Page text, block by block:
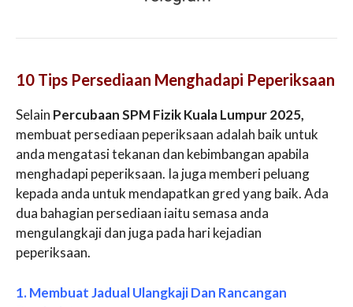
10 Tips Persediaan Menghadapi Peperiksaan
Selain Percubaan SPM Fizik Kuala Lumpur 2025,
membuat persediaan peperiksaan adalah baik untuk
anda mengatasi tekanan dan kebimbangan apabila
menghadapi peperiksaan. Ia juga memberi peluang
kepada anda untuk mendapatkan gred yang baik. Ada
dua bahagian persediaan iaitu semasa anda
mengulangkaji dan juga pada hari kejadian
peperiksaan.
1. Membuat Jadual Ulangkaji Dan Rancangan